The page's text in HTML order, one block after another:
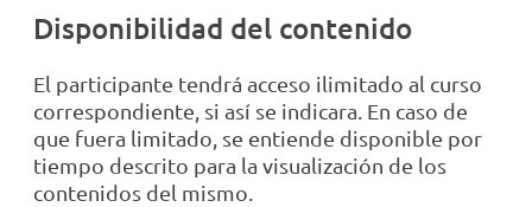
Disponibilidad del contenido
El participante tendrá acceso ilimitado al curso
correspondiente, si así se indicara. En caso de
que fuera limitado, se entiende disponible por
tiempo descrito para la visualización de los
contenidos del mismo.